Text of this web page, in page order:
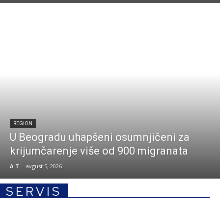
REGION
U Beogradu uhapšeni osumnjičeni za
krijumčarenje više od 900 migranata
A T - avgust 5, 2026
SERVIS